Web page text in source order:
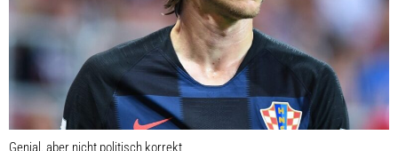
Genial, aber nicht politisch korrekt